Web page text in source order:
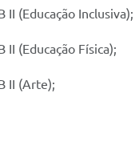
(Educação Inclusiva);
(Educação Física);
II (Arte);